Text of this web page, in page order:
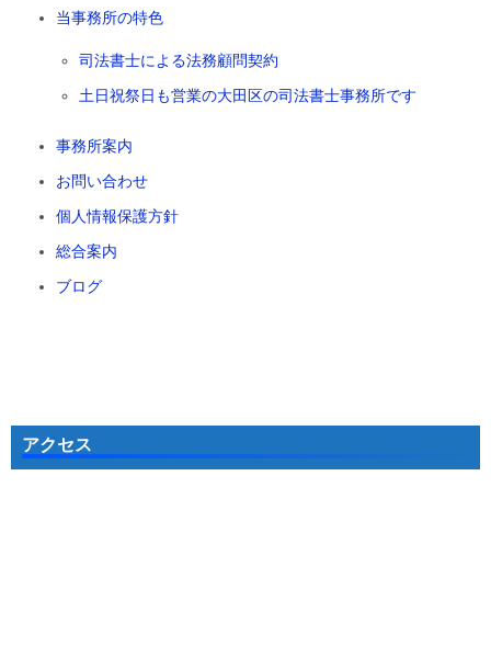
当事務所の特色
司法書士による法務顧問契約
土日祝祭日も営業の大田区の司法書士事務所です
事務所案内
お問い合わせ
個人情報保護方針
総合案内
ブログ
アクセス